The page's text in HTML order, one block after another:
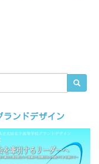
ランドデザイン